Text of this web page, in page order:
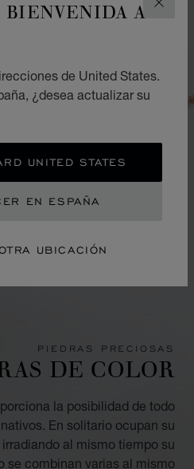
A
de United States.
¿desea actualizar su
UNITED STATES
EN ESPAÑA
UBICACIÓN
PIEDRAS PRECIOSAS
DE COLOR
la posibilidad de todo
En solitario ocupan su
al mismo tiempo su
se combinan varias al mismo